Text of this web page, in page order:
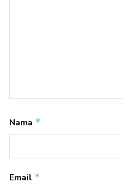
Nama *
Email *